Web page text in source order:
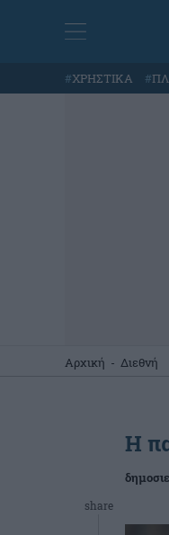
#ΧΡΗΣΤΙΚΑ #
Αρχική - Διεθνή
share
Η